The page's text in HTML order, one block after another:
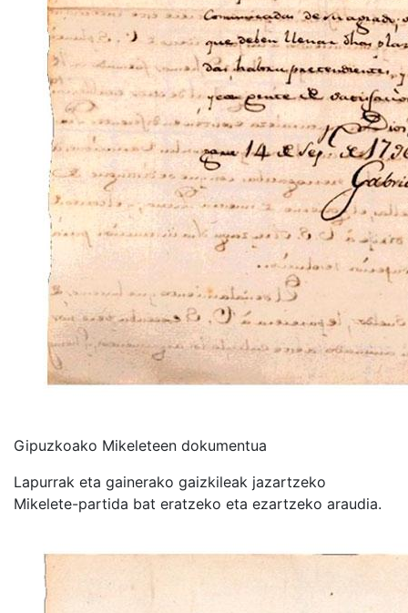
Gipuzkoako Mikeleteen dokumentua
Lapurrak eta gainerako gaizkileak jazartzeko
Mikelete-partida bat eratzeko eta ezartzeko araudia.